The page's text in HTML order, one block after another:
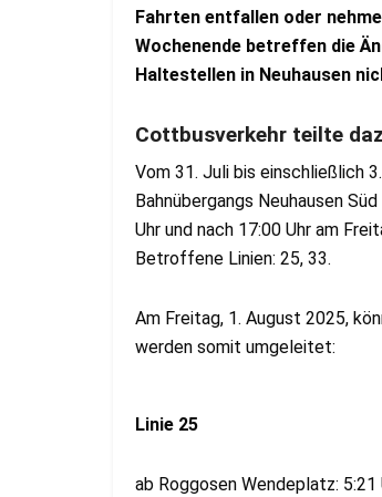
Fahrten entfallen oder
Wochenende betreffen die
Haltestellen in Neuhausen
Cottbusverkehr teilte
Vom 31. Juli bis einschließlich
Bahnübergangs Neuhausen
Uhr und nach 17:00 Uhr am
Betroffene Linien: 25, 33.
Am Freitag, 1. August 2025,
werden somit umgeleitet:
Linie 25
ab Roggosen Wendeplatz: 5:21